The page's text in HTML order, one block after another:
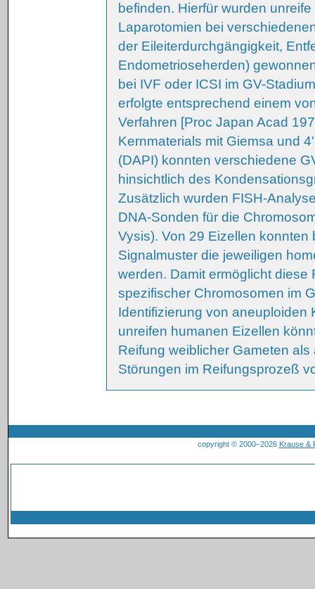
befinden. Hierfür wurden
Laparotomien bei
der Eileiterdurchgängigkeit,
Endometrioseherden)
bei IVF oder ICSI im GV-
erfolgte entsprechend einem
Verfahren [Proc Japan Acad
Kernmaterials mit Giemsa und
(DAPI) konnten verschiedene
hinsichtlich des
Zusätzlich wurden FISH-
DNA-Sonden für die
Vysis). Von 29 Eizellen
Signalmuster die jeweiligen
werden. Damit ermöglicht diese
spezifischer Chromosomen im
Identifizierung von aneuploiden
unreifen humanen Eizellen
Reifung weiblicher Gameten
Störungen im Reifungsprozeß
copyright © 2000–2026 Krause &